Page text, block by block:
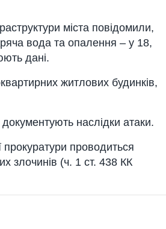
міста повідомили,
вода та опалення – у 18,
дані.
житлових будинків,
наслідки атаки.
прокуратури проводиться
злочинів (ч. 1 ст. 438 КК